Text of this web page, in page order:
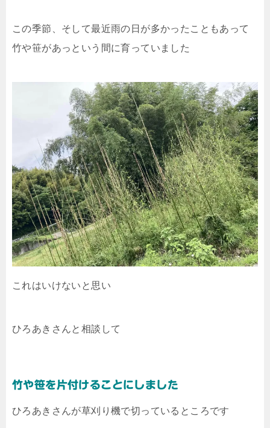
この季節、そして最近雨の日が多かったこともあって
竹や笹があっという間に育っていました
これはいけないと思い
ひろあきさんと相談して
竹や笹を片付けることにしました
ひろあきさんが草刈り機で切っているところです